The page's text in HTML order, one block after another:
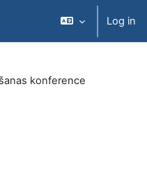
Log in
konference